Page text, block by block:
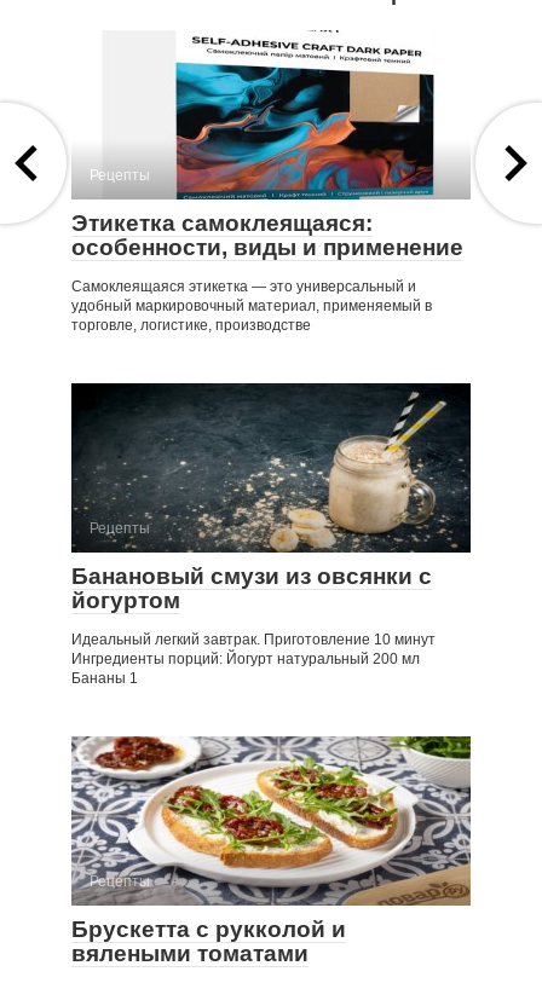
Рецепты
Этикетка самоклеящаяся:
особенности, виды и применение
Самоклеящаяся этикетка — это универсальный и
удобный маркировочный материал, применяемый в
торговле, логистике, производстве
Рецепты
Банановый смузи из овсянки с
йогуртом
Идеальный легкий завтрак. Приготовление 10 минут
Ингредиенты порций: Йогурт натуральный 200 мл
Бананы 1
Рецепты
Брускетта с рукколой и
вялеными томатами